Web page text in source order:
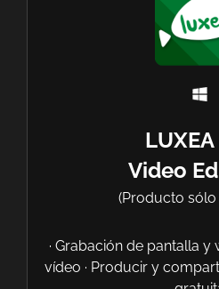
Video
(Producto sólo
· Grabación de pantalla y
vídeo · Producir y